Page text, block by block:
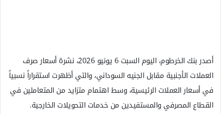
أصدر بنك الخرطوم، اليوم السبت 6 يونيو 2026، نشرة أسعار صرف
العملات الأجنبية مقابل الجنيه السوداني، والتي أظهرت استقراراً نسبياً
في أسعار العملات الرئيسية، وسط اهتمام متزايد من المتعاملين في
القطاع المصرفي والمستفيدين من خدمات التحويلات الخارجية.